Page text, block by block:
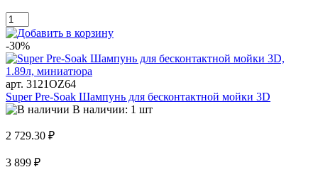
-30%
арт. 3121OZ64
Super Pre-Soak Шампунь для бесконтактной мойки 3D
В наличии: 1 шт
2 729.30 ₽
3 899 ₽